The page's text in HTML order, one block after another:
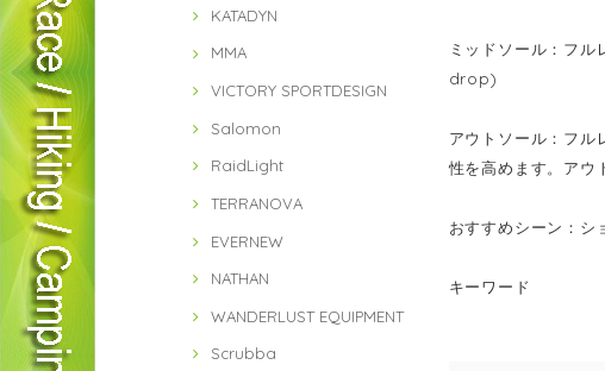
KATADYN
MMA
VICTORY SPORTDESIGN
Salomon
RaidLight
TERRANOVA
EVERNEW
NATHAN
WANDERLUST EQUIPMENT
Scrubba
ミッドソール：フ
drop)
アウトソール：フル
性を高めます。ア
おすすめシーン：シ
キーワード